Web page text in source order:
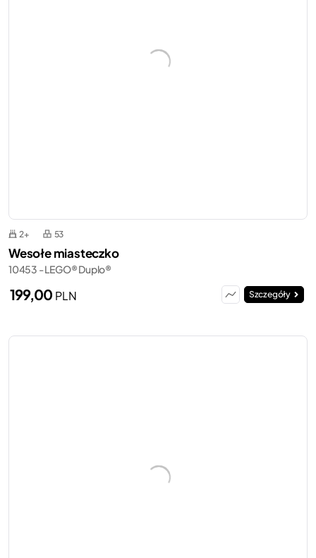
2+ 53
Wesołe miasteczko
10453 - LEGO® Duplo®
199,00 PLN Szczegóły